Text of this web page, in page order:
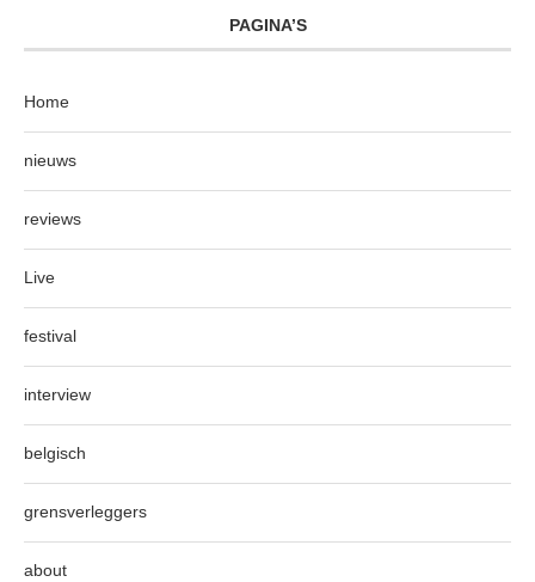
PAGINA’S
Home
nieuws
reviews
Live
festival
interview
belgisch
grensverleggers
about